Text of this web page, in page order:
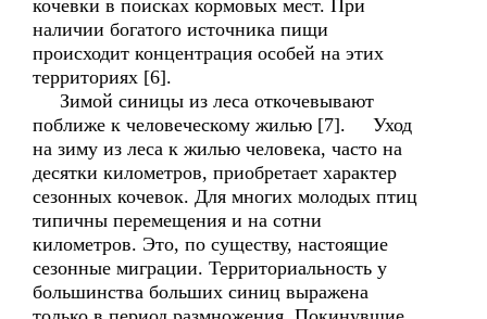
кочевки в поисках кормовых мест. При
наличии богатого источника пищи
происходит концентрация особей на этих
территориях [6].
Зимой синицы из леса откочевывают
поближе к человеческому жилью [7]. Уход
на зиму из леса к жилью человека, часто на
десятки километров, приобретает характер
сезонных кочевок. Для многих молодых птиц
типичны перемещения и на сотни
километров. Это, по существу, настоящие
сезонные миграции. Территориальность у
большинства больших синиц выражена